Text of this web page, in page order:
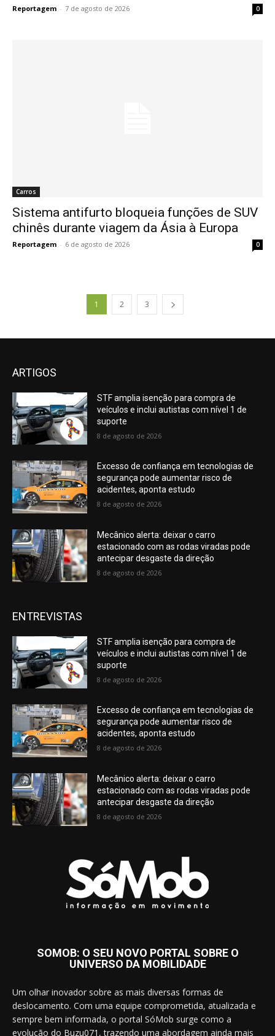
Reportagem - 7 de agosto de 2026 0
Carros
Sistema antifurto bloqueia funções de SUV
chinês durante viagem da Ásia à Europa
Reportagem - 6 de agosto de 2026 0
1 2 3
ARTIGOS
STF amplia isenção para compra de
veículos e inclui autistas com nível 1 de
suporte
8 de agosto de 2026
Excesso de confiança em tecnologias de
segurança pode aumentar risco de
acidentes, aponta estudo
8 de agosto de 2026
Mecânico alerta: deixar o carro
estacionado com as rodas viradas pode
antecipar desgaste da direção
8 de agosto de 2026
ENTREVISTAS
STF amplia isenção para compra de
veículos e inclui autistas com nível 1 de
suporte
8 de agosto de 2026
Excesso de confiança em tecnologias de
segurança pode aumentar risco de
acidentes, aponta estudo
8 de agosto de 2026
Mecânico alerta: deixar o carro
estacionado com as rodas viradas pode
antecipar desgaste da direção
8 de agosto de 2026
SOMOB: O SEU NOVO PORTAL SOBRE O
UNIVERSO DA MOBILIDADE
Um olhar inovador sobre as mais diversas formas de
deslocamento. Com uma equipe comprometida, atualizada e
sempre bem informada, o portal SóMob surge como a
evolução do Buzu071, trazendo uma abordagem ainda mais